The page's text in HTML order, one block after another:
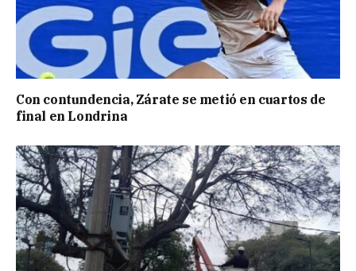
Con contundencia, Zárate se metió en cuartos de
final en Londrina